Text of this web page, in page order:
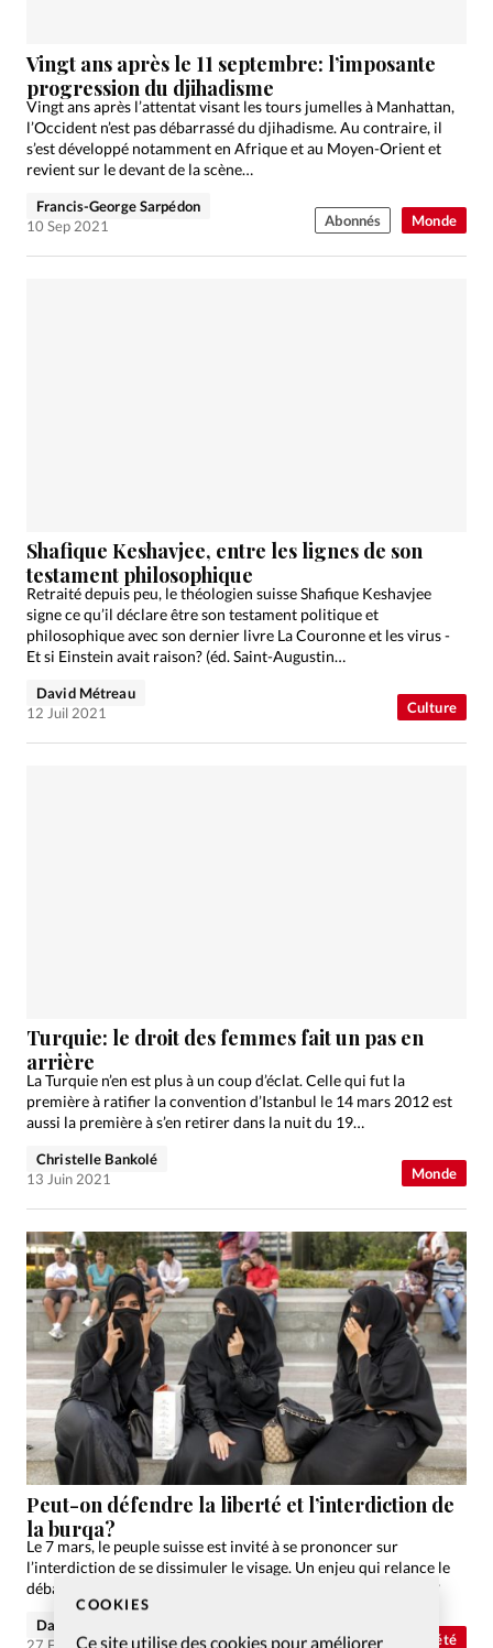
COOKIES
Ce site utilise des cookies pour améliorer
Monde
Vingt ans après le 11 septembre: l’imposante
progression du djihadisme
Vingt ans après l’attentat visant les tours jumelles à Manhattan,
l’Occident n’est pas débarrassé du djihadisme. Au contraire, il
s’est développé notamment en Afrique et au Moyen-Orient et
revient sur le devant de la scène…
Francis-George Sarpédon
10 Sep 2021
Abonnés
Culture
Shafique Keshavjee, entre les lignes de son
testament philosophique
Retraité depuis peu, le théologien suisse Shafique Keshavjee
signe ce qu’il déclare être son testament politique et
philosophique avec son dernier livre La Couronne et les virus -
Et si Einstein avait raison? (éd. Saint-Augustin…
David Métreau
12 Juil 2021
Monde
Turquie: le droit des femmes fait un pas en
arrière
La Turquie n’en est plus à un coup d’éclat. Celle qui fut la
première à ratifier la convention d’Istanbul le 14 mars 2012 est
aussi la première à s’en retirer dans la nuit du 19…
Christelle Bankolé
13 Juin 2021
Société
Peut-on défendre la liberté et l’interdiction de
la burqa?
Le 7 mars, le peuple suisse est invité à se prononcer sur
l’interdiction de se dissimuler le visage. Un enjeu qui relance le
débat de la liberté religieuse... ou celui de la dignité humaine?
David Métreau
Abonnés